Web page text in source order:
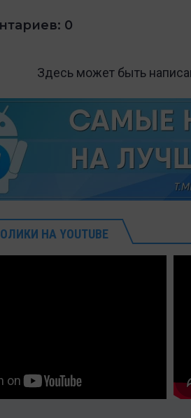
0
Здесь может быть
НА YOUTUBE